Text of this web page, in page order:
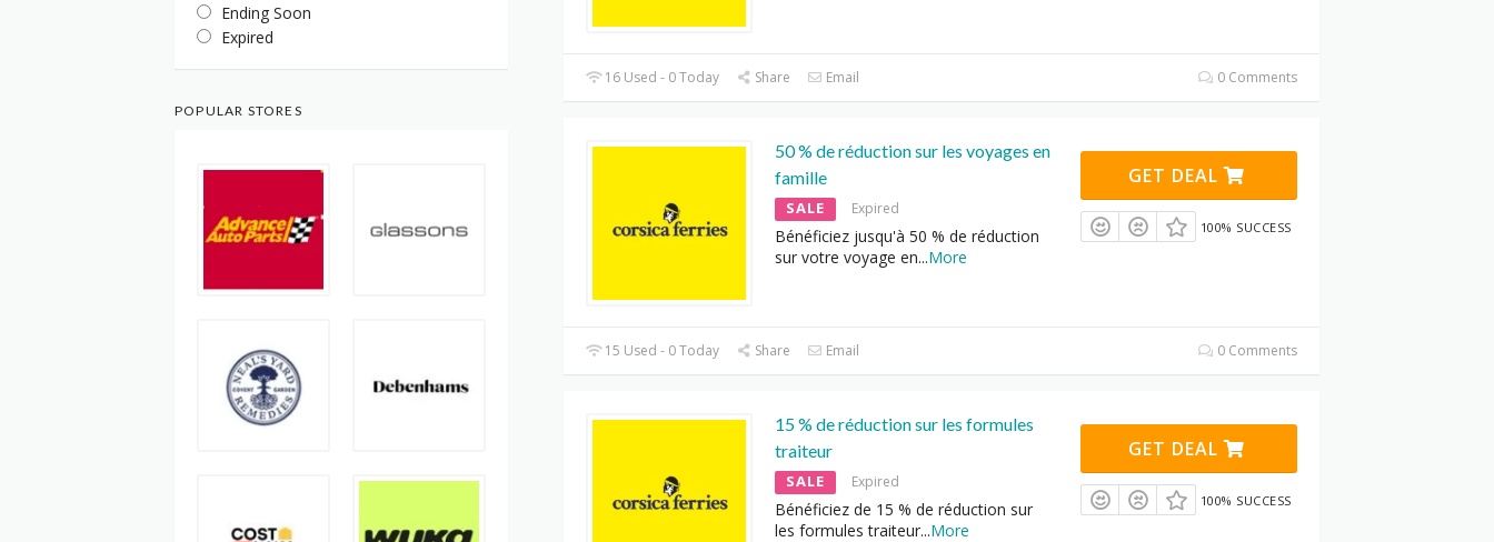
16 Used - 0 Today Share Email 0 Comments
50 % de réduction sur les voyages en
famille
SALE Expired
Bénéficiez jusqu'à 50 % de réduction
sur votre voyage en...More
GET DEAL
100% SUCCESS
15 Used - 0 Today Share Email 0 Comments
15 % de réduction sur les formules
traiteur
SALE Expired
Bénéficiez de 15 % de réduction sur
les formules traiteur...More
GET DEAL
100% SUCCESS
Ending Soon
Expired
POPULAR STORES